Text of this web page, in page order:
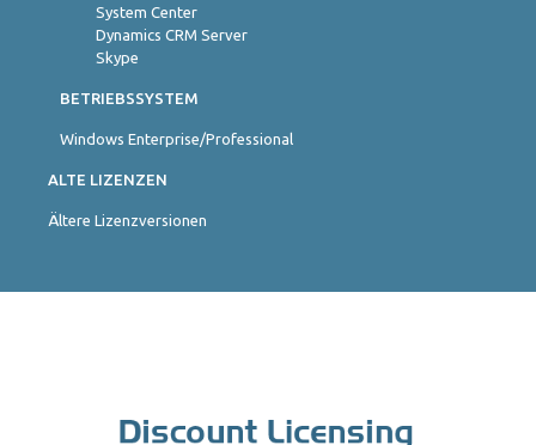
System Center
Dynamics CRM Server
Skype
BETRIEBSSYSTEM
Windows Enterprise/Professional
ALTE LIZENZEN
Ältere Lizenzversionen